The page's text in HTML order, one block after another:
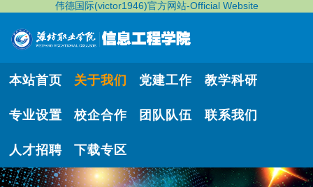
伟德国际(victor1946)官方网站-Official Website
本站首页 关于我们 党建工作 教学科研
专业设置 校企合作 团队队伍 联系我们
人才招聘 下载专区